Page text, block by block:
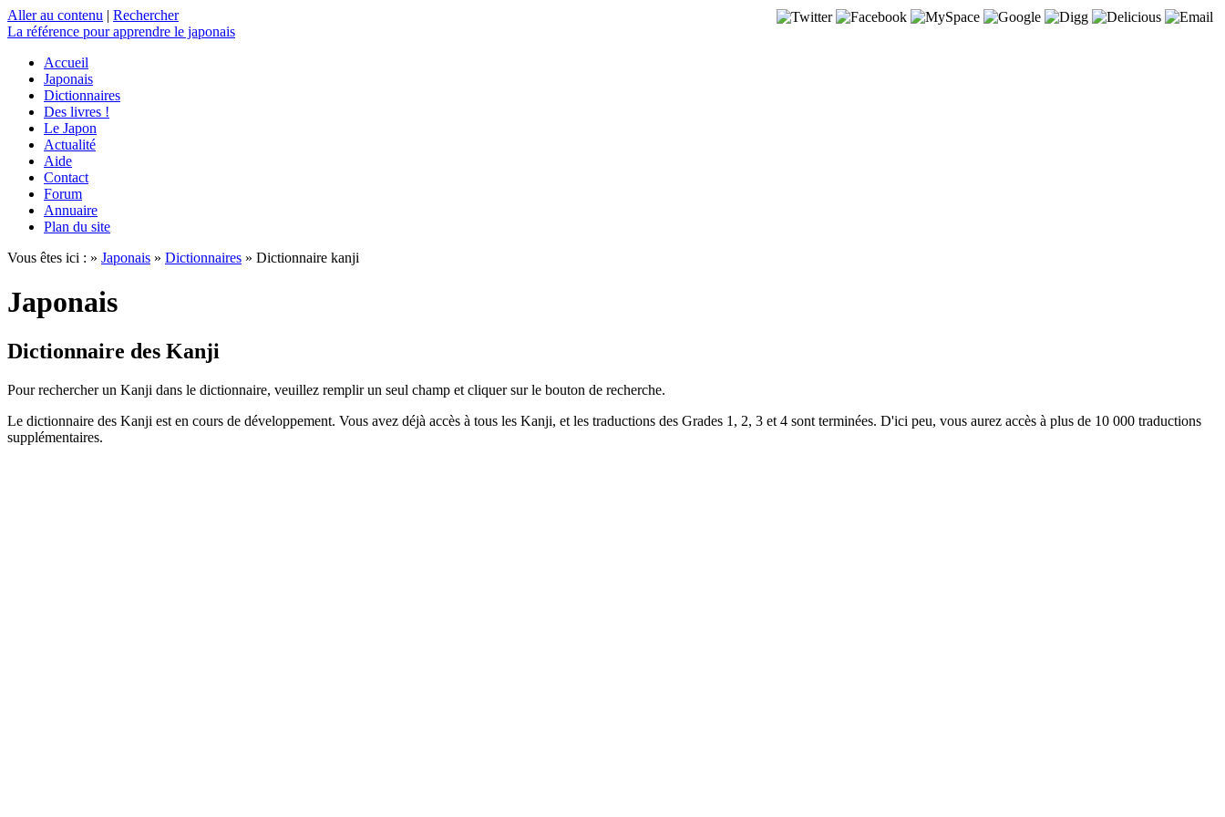
Aller au contenu | Rechercher
La référence pour apprendre le japonais
Accueil
Japonais
Dictionnaires
Des livres !
Le Japon
Actualité
Aide
Contact
Forum
Annuaire
Plan du site
Vous êtes ici : » Japonais » Dictionnaires » Dictionnaire kanji
Japonais
Dictionnaire des Kanji
Pour rechercher un Kanji dans le dictionnaire, veuillez remplir un seul champ et cliquer sur le bouton de recherche.
Le dictionnaire des Kanji est en cours de développement. Vous avez déjà accès à tous les Kanji, et les traductions des Grades 1, 2, 3 et 4 sont terminées. D'ici peu, vous aurez accès à plus de 10 000 traductions
supplémentaires.